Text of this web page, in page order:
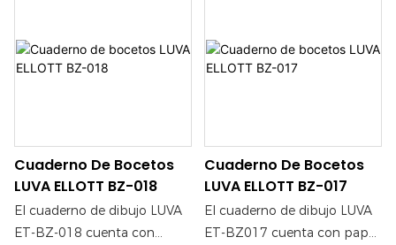
construcción resistente
garantiza una experiencia de
como para tinta.
construcción resistente
garantiza una experiencia de
como para tinta.
Cuaderno De Bocetos
LUVA ELLOTT BZ-018
El cuaderno de dibujo LUVA
ET-BZ-018 cuenta con
Cuaderno De Bocetos
LUVA ELLOTT BZ-017
El cuaderno de dibujo LUVA
ET-BZ017 cuenta con papel